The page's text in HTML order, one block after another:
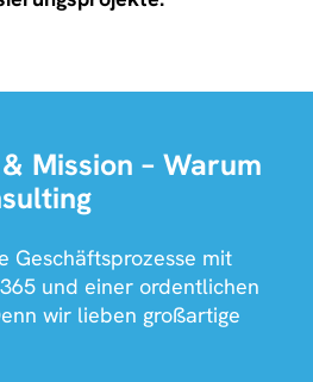
Mission – Warum
Geschäftsprozesse mit
und einer ordentlichen
wir lieben großartige